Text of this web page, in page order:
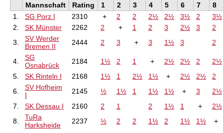
Mannschaft
Rating 1 2 3 4 5 6 7
8
1.
SG Porz I 2310 + 2 2 2½ 2½ 3½ 2
3½
2.
SK Münster 2262 2 + 1 2 3 2½ 3
2
3.
SV Werder
Bremen II
2444 2 3 + 3 1½ 3 2
4.
SG
Osnabrück
2184 1½ 2 1 + 2½ 2½ 2
2½
5.
SK Rinteln I 2168 1½ 1 2½ 1½ + 2½ 2½
2
6.
SV Hofheim
I
2145 ½ 1½ 1 1½ 1½ + 3
2½
7.
SK Dessau I 2160 2 1 2 1½ 1 +
2½
8.
TuRa
Harksheide
2237 ½ 2 2 1½ 2 1½ 1½ +